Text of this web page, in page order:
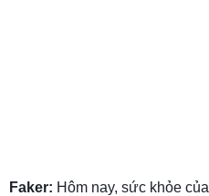
Faker: Hôm nay, sức khỏe